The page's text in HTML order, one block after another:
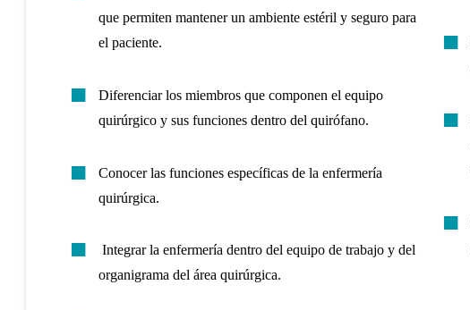
que permiten mantener un ambiente estéril y seguro para
el paciente.
Diferenciar los miembros que componen el equipo
quirúrgico y sus funciones dentro del quirófano.
Conocer las funciones específicas de la enfermería
quirúrgica.
Integrar la enfermería dentro del equipo de trabajo y del
organigrama del área quirúrgica.